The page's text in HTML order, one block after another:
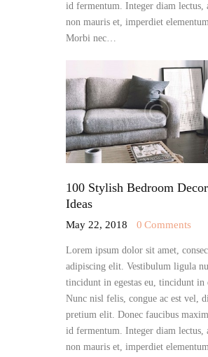
id fermentum. Integer diam lectus,
non mauris et, imperdiet
Morbi nec…
100 Stylish Bedroom
Ideas
May 22, 2018 0 Comments
Lorem ipsum dolor sit amet,
adipiscing elit. Vestibulum ligula
tincidunt in egestas eu, tincidunt in
Nunc nisl felis, congue ac est vel,
pretium elit. Donec faucibus
id fermentum. Integer diam lectus,
non mauris et, imperdiet